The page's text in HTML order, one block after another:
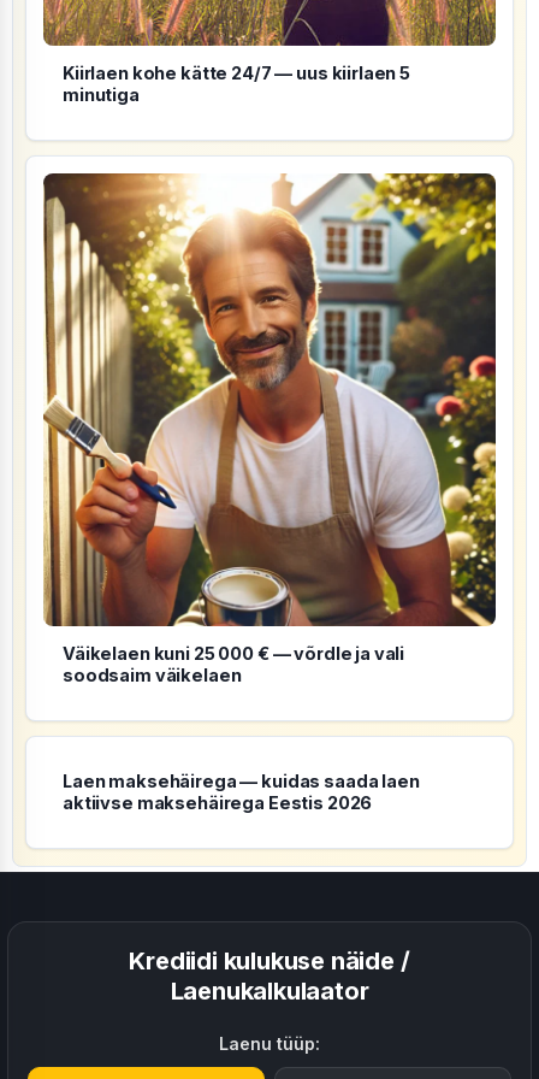
Kiirlaen kohe kätte 24/7 — uus kiirlaen 5
minutiga
Väikelaen kuni 25 000 € — võrdle ja vali
soodsaim väikelaen
Laen maksehäirega — kuidas saada laen
aktiivse maksehäirega Eestis 2026
Krediidi kulukuse näide /
Laenukalkulaator
Laenu tüüp: